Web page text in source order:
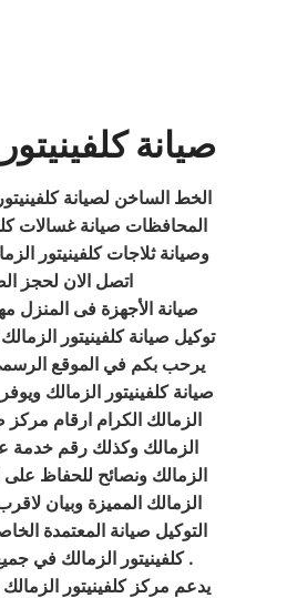
صيانة
الخط الساخن لصيانة
المحافظات صيانة غسالات
وصيانة ثلاجات كلفينيتور
اتصل الان لحجز
صيانة الأجهزة فى المنزل
توكيل صيانة كلفينيتور
يرحب بكم في الموقع
صيانة كلفينيتور الزمالك ويوفر
الزمالك الكرام ارقام مركز
الزمالك وكذلك رقم خدمة
الزمالك ونصائح للحفاظ على
الزمالك المميزة وبيان
التوكيل صيانة المعتمدة
كلفينيتور الزمالك في جميع المحافظات .
يدعم مركز كلفينيتور